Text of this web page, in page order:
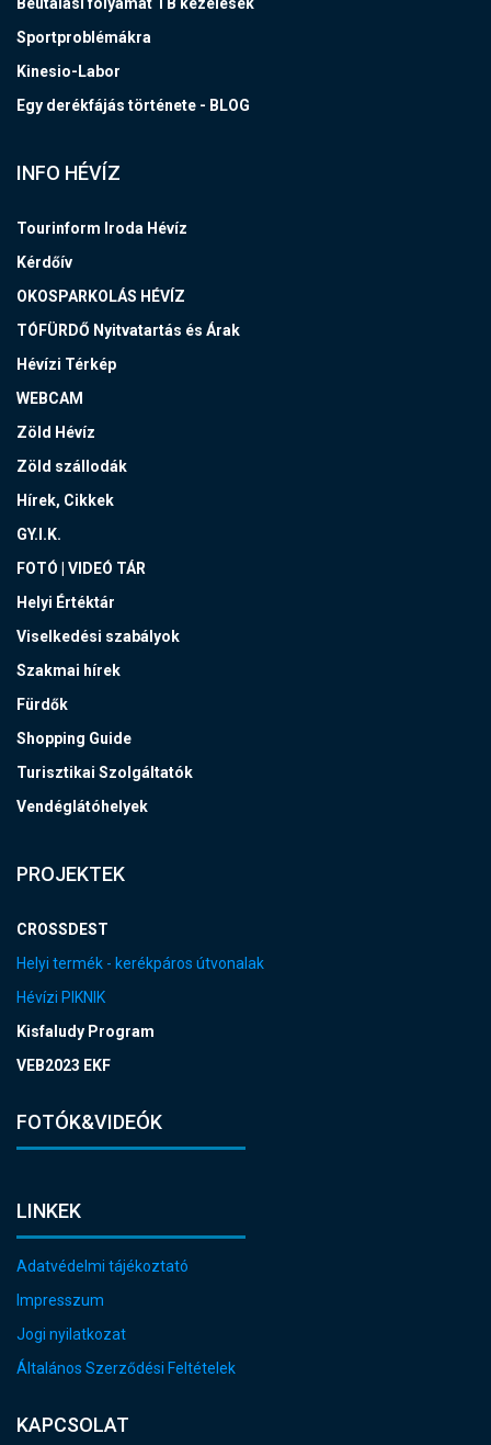
Sportproblémákra
Kinesio-Labor
Egy derékfájás története - BLOG
INFO HÉVÍZ
Tourinform Iroda Hévíz
Kérdőív
OKOSPARKOLÁS HÉVÍZ
TÓFÜRDŐ Nyitvatartás és Árak
Hévízi Térkép
WEBCAM
Zöld Hévíz
Zöld szállodák
Hírek, Cikkek
GY.I.K.
FOTÓ | VIDEÓ TÁR
Helyi Értéktár
Viselkedési szabályok
Szakmai hírek
Fürdők
Shopping Guide
Turisztikai Szolgáltatók
Vendéglátóhelyek
PROJEKTEK
CROSSDEST
Helyi termék - kerékpáros útvonalak
Hévízi PIKNIK
Kisfaludy Program
VEB2023 EKF
FOTÓK&VIDEÓK
LINKEK
Adatvédelmi tájékoztató
Impresszum
Jogi nyilatkozat
Általános Szerződési Feltételek
KAPCSOLAT